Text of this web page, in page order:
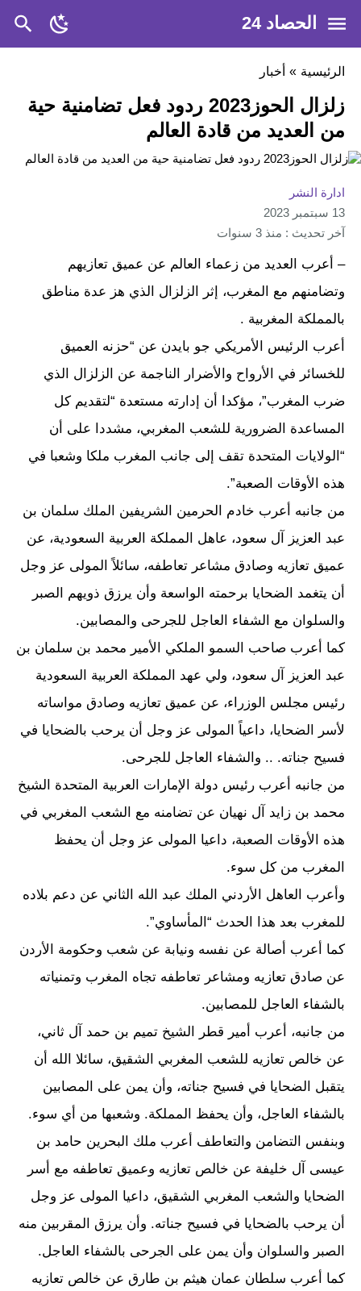
الحصاد 24
الرئيسية » أخبار
زلزال الحوز2023 ردود فعل تضامنية حية
من العديد من قادة العالم
ادارة النشر
13 سبتمبر 2023
آخر تحديث : منذ 3 سنوات
– أعرب العديد من زعماء العالم عن عميق تعازيهم
وتضامنهم مع المغرب، إثر الزلزال الذي هز عدة مناطق
بالمملكة المغربية .
أعرب الرئيس الأمريكي جو بايدن عن “حزنه العميق
للخسائر في الأرواح والأضرار الناجمة عن الزلزال الذي
ضرب المغرب”، مؤكدا أن إدارته مستعدة “لتقديم كل
المساعدة الضرورية للشعب المغربي، مشددا على أن
“الولايات المتحدة تقف إلى جانب المغرب ملكا وشعبا في
هذه الأوقات الصعبة”.
من جانبه أعرب خادم الحرمين الشريفين الملك سلمان بن
عبد العزيز آل سعود، عاهل المملكة العربية السعودية، عن
عميق تعازيه وصادق مشاعر تعاطفه، سائلاً المولى عز وجل
أن يتغمد الضحايا برحمته الواسعة وأن يرزق ذويهم الصبر
والسلوان مع الشفاء العاجل للجرحى والمصابين.
كما أعرب صاحب السمو الملكي الأمير محمد بن سلمان بن
عبد العزيز آل سعود، ولي عهد المملكة العربية السعودية
رئيس مجلس الوزراء، عن عميق تعازيه وصادق مواساته
لأسر الضحايا، داعياً المولى عز وجل أن يرحب بالضحايا في
فسيح جناته. .. والشفاء العاجل للجرحى.
من جانبه أعرب رئيس دولة الإمارات العربية المتحدة الشيخ
محمد بن زايد آل نهيان عن تضامنه مع الشعب المغربي في
هذه الأوقات الصعبة، داعيا المولى عز وجل أن يحفظ
المغرب من كل سوء.
وأعرب العاهل الأردني الملك عبد الله الثاني عن دعم بلاده
للمغرب بعد هذا الحدث “المأساوي”.
كما أعرب أصالة عن نفسه ونيابة عن شعب وحكومة الأردن
عن صادق تعازيه ومشاعر تعاطفه تجاه المغرب وتمنياته
بالشفاء العاجل للمصابين.
من جانبه، أعرب أمير قطر الشيخ تميم بن حمد آل ثاني،
عن خالص تعازيه للشعب المغربي الشقيق، سائلا الله أن
يتقبل الضحايا في فسيح جناته، وأن يمن على المصابين
بالشفاء العاجل، وأن يحفظ المملكة. وشعبها من أي سوء.
وبنفس التضامن والتعاطف أعرب ملك البحرين حامد بن
عيسى آل خليفة عن خالص تعازيه وعميق تعاطفه مع أسر
الضحايا والشعب المغربي الشقيق، داعيا المولى عز وجل
أن يرحب بالضحايا في فسيح جناته. وأن يرزق المقربين منه
الصبر والسلوان وأن يمن على الجرحى بالشفاء العاجل.
كما أعرب سلطان عمان هيثم بن طارق عن خالص تعازيه